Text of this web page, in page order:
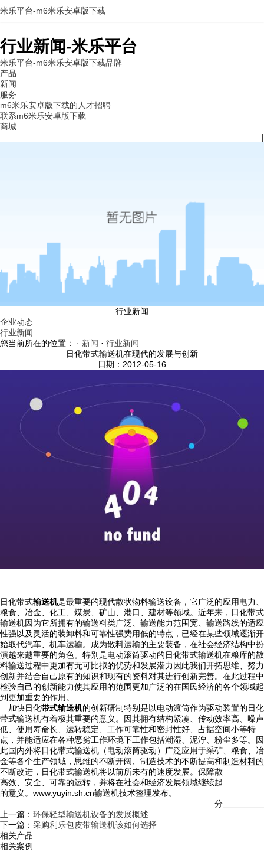
行业新闻-米乐平台
米乐平台-m6米乐安卓版下载品牌
产品
新闻
服务
m6米乐安卓版下载的人才招聘
联系m6米乐安卓版下载
商城
|
米乐平台-m6米乐安卓版下载
行业新闻
企业动态
行业新闻
您当前所在的位置： · 新闻 · 行业新闻
日化带式输送机在现代的发展与创新
日期：2012-05-16
日化带式输送机是最重要的现代散状物料输送设备，它广泛的应用电力、
粮食、冶金、化工、煤炭、矿山、港口、建材等领域。近年来，日化带式
输送机因为它所拥有的输送料类广泛、输送能力范围宽、输送路线的适应
性强以及灵活的装卸料和可靠性强费用低的特点，已经在某些领域逐渐开
始取代汽车、机车运输。成为散料运输的主要装备，在社会经济结构中扮
演越来越重要的角色。特别是电动滚筒驱动的日化带式输送机在粮库的散
料输送过程中更加有无可比拟的优势和发展潜力因此我们开拓思维、努力
创新并结合自己原有的知识和现有的资料对其进行创新完善。在此过程中
检验自己的创新能力使其应用的范围更加广泛的在国民经济的各个领域起
到更加重要的作用。
加快日化带式输送机的创新研制特别是以电动滚筒作为驱动装置的日化
带式输送机有着极其重要的意义。因其拥有结构紧凑、传动效率高、噪声
低、使用寿命长、运转稳定、工作可靠性和密封性好、占据空间小等特
点，并能适应在各种恶劣工作环境下工作包括潮湿、泥泞、粉尘多等。因
此国内外将日化带式输送机（电动滚筒驱动）广泛应用于采矿、粮食、冶
金等各个生产领域，思维的不断开阔、制造技术的不断提高和制造材料的
不断改进，日化带式输送机将以前所未有的速度发展。保障散料输送工作
高效、安全、可靠的运转，并将在社会和经济发展领域继续起到更加重要
的意义。www.yuyin.sh.cn输送机技术整理发布。
分享与关注：
上一篇： 环保轻型输送机设备的发展概述
下一篇： 采购利乐包皮带输送机该如何选择
相关产品
相关案例